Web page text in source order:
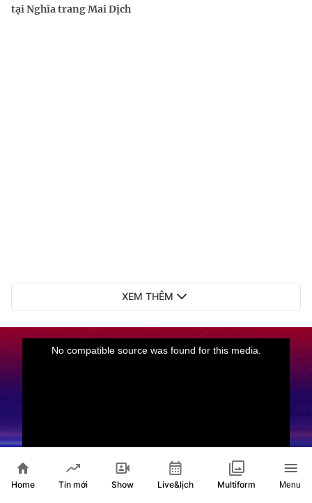
tại Nghĩa trang Mai Dịch
XEM THÊM
Live Vườn âm nhạc: Phép màu từ trái tim
Home Tin mới Show Live&lịch Multiform Menu